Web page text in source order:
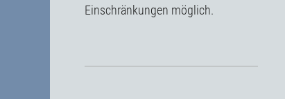
Einschränkungen möglich.